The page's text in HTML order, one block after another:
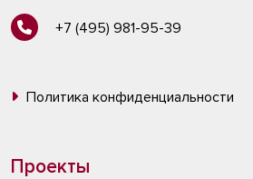
+7 (495) 981-95-39
Политика конфиденциальности
Проекты